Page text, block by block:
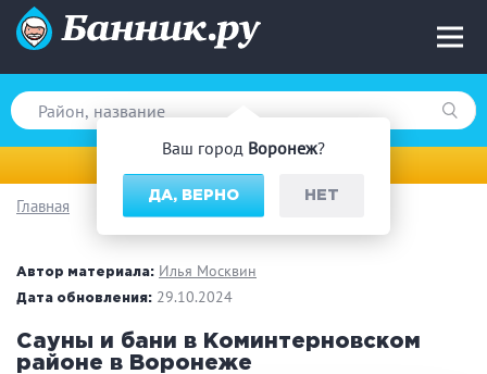
Ваш город Воронеж?
ДА, ВЕРНО НЕТ
Вид парной
Русская баня
Финская сауна
На дровах
Главная
Автор материала: Илья Москвин
Дата обновления: 29.10.2024
Сауны и бани в Коминтерновском
районе в Воронеже